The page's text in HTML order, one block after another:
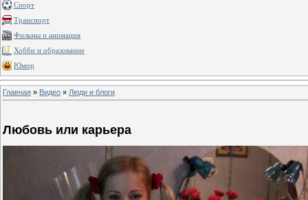
Спорт
Транспорт
Фильмы и анимация
Хобби и образование
Юмор
Главная » Видео » Люди и блоги
Любовь или карьера